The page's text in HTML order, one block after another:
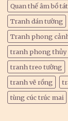
Quan thế âm bồ tát
Tranh dán tường
Tranh phong
tranh phong thủy
tranh treo tường
tranh vẽ rồng
tùng cúc trúc mai